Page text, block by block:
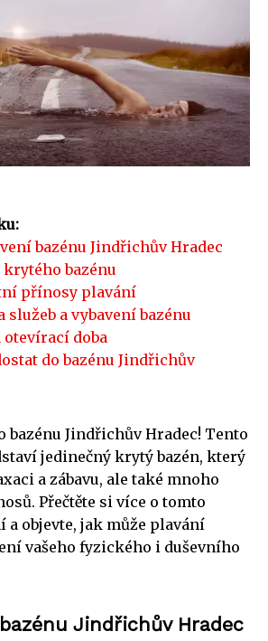
bazénu Jindřichův Hradec
krytého bazénu
přínosy plavání
služeb a vybavení bazénu
otevírací doba
do bazénu Jindřichův
bazénu Jindřichův Hradec! Tento
jedinečný krytý bazén, který
a zábavu, ale také mnoho
Přečtěte si více o tomto
a objevte, jak může plavání
vašeho fyzického i duševního
Jindřichův Hradec